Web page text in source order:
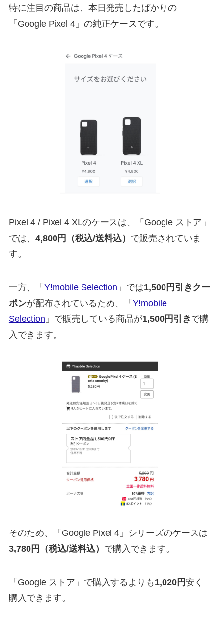
特に注目の商品は、本日発売したばかりの
「Google Pixel 4」の純正ケースです。
Pixel 4 / Pixel 4 XLのケースは、「Google ストア」
では、 4,800円（税込/送料込） で販売されていま
す。
一方、「 Y!mobile Selection 」では1,500円引きクー
ポンが配布されているため、「 Y!mobile
Selection 」で販売している商品が1,500円引き で購
入できます。
そのため、「Google Pixel 4」シリーズのケースは
3,780円（税込/送料込） で購入できます。
「Google ストア」で購入するよりも 1,020円安く
購入できます。